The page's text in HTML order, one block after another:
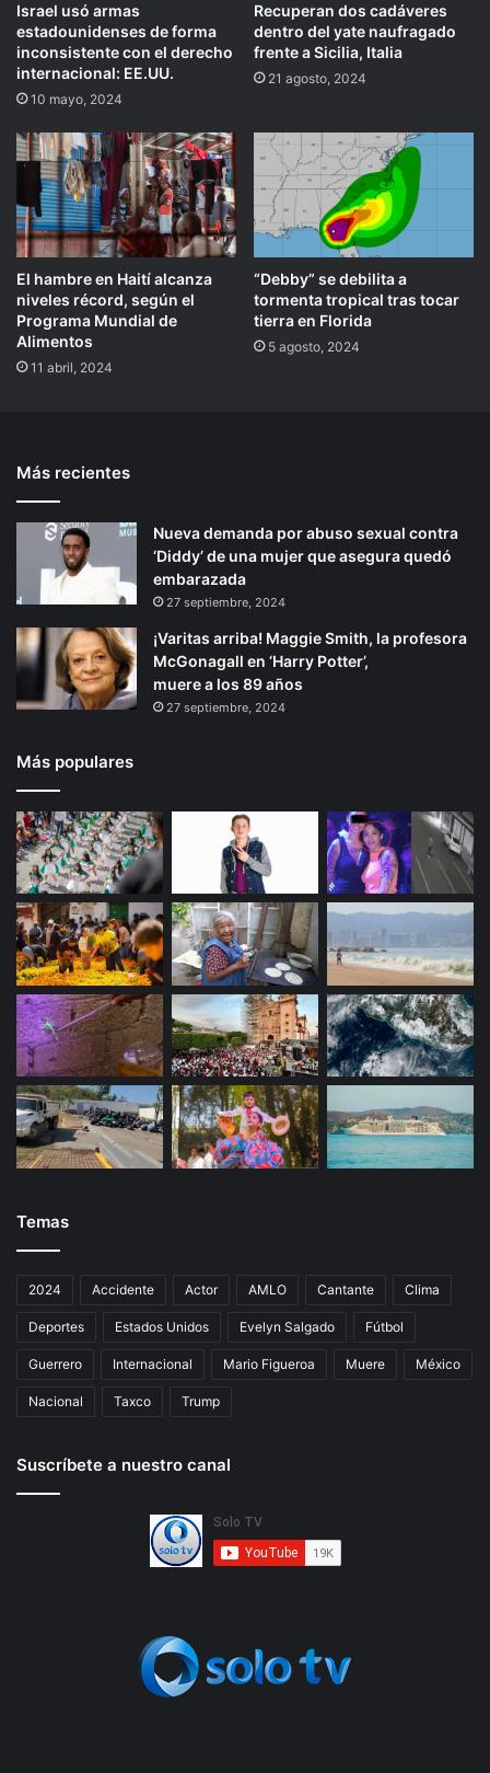
Israel usó armas
estadounidenses de forma
inconsistente con el derecho
internacional: EE.UU.
10 mayo, 2024
Recuperan dos cadáveres
dentro del yate naufragado
frente a Sicilia, Italia
21 agosto, 2024
El hambre en Haití alcanza
niveles récord, según el
Programa Mundial de
Alimentos
11 abril, 2024
“Debby” se debilita a
tormenta tropical tras tocar
tierra en Florida
5 agosto, 2024
Más recientes
Nueva demanda por abuso sexual contra
‘Diddy’ de una mujer que asegura quedó
embarazada
27 septiembre, 2024
¡Varitas arriba! Maggie Smith, la profesora
McGonagall en ‘Harry Potter’,
muere a los 89 años
27 septiembre, 2024
Más populares
Temas
2024 Accidente Actor AMLO Cantante Clima
Deportes Estados Unidos Evelyn Salgado Fútbol
Guerrero Internacional Mario Figueroa Muere México
Nacional Taxco Trump
Suscríbete a nuestro canal